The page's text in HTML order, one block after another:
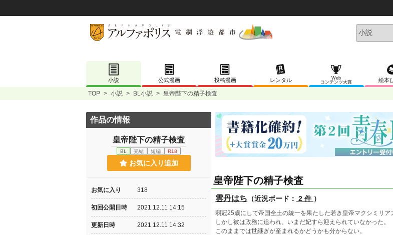
小説 公式漫画 投稿漫画 レンタル
Web
コンテンツ大賞
絵本
TOP > 小説 > BL小説 > 皇帝陛下の精子検査
皇帝陛下の精子検査
雲丹はち （近況ボード： 2 件 ）
弱冠25歳にして帝国全土の統一を果たした若き皇帝マクシミリア
しかし彼は政務に追われ、いまだ妃すら迎えられていなかった。
このままでは世継ぎが産まれるかどうかも分からない。
作品の情報
皇帝陛下の精子検査
BL 完結 短編 R18
お気に入り追加
お気に入り 318
初回公開日時 2021.12.11 14:15
更新日時 2021.12.11 14:32